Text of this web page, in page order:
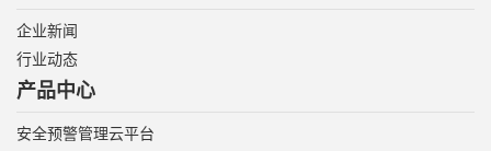
企业新闻
行业动态
产品中心
安全预警管理云平台